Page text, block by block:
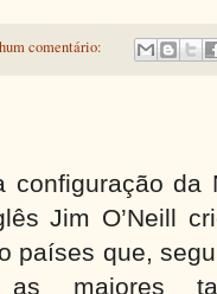
comentário:
configuração da
Jim O’Neill
países que,
as maiores